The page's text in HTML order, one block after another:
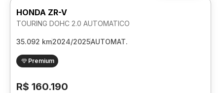
HONDA ZR-V
TOURING DOHC 2.0 AUTOMATICO
35.092 km2024/2025AUTOMAT.
Premium
R$ 160.190